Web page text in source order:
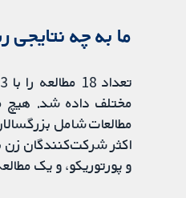
ما به چه نتایجی
مختلف داده شد. هیچ
اکثر شرکت‌کنندگان زن
و پورتوریکو، و یک